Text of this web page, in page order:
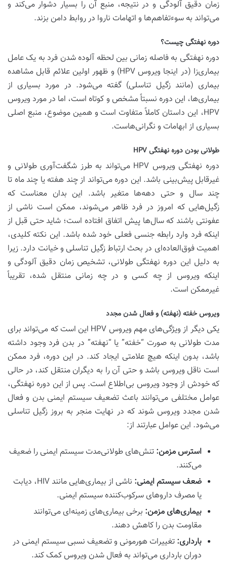
زمان دقیق آلودگی و در نتیجه، منبع آن را بسیار دشوار می‌کند و
می‌تواند به سوءتفاهم‌ها و اتهامات ناروا در روابط دامن بزند.
دوره نهفتگی چیست؟
دوره نهفتگی به فاصله زمانی بین لحظه آلوده شدن فرد به یک عامل
بیماری‌زا (در اینجا ویروس HPV) و ظهور اولین علائم قابل مشاهده
بیماری (مانند زگیل تناسلی) گفته می‌شود. در مورد بسیاری از
بیماری‌ها، این دوره نسبتاً مشخص و کوتاه است، اما در مورد ویروس
HPV، این داستان کاملاً متفاوت است و همین موضوع، منبع اصلی
بسیاری از ابهامات و نگرانی‌هاست.
طولانی بودن دوره نهفتگی HPV
دوره نهفتگی ویروس HPV می‌تواند به طرز شگفت‌آوری طولانی و
غیرقابل پیش‌بینی باشد. این دوره می‌تواند از چند هفته یا چند ماه تا
چند سال و حتی دهه‌ها متغیر باشد. این بدان معناست که
زگیل‌هایی که امروز در فرد ظاهر می‌شوند، ممکن است ناشی از
عفونتی باشند که سال‌ها پیش اتفاق افتاده است؛ شاید حتی قبل از
اینکه فرد وارد رابطه جنسی فعلی خود شده باشد. این نکته کلیدی،
اهمیت فوق‌العاده‌ای در بحث ارتباط زگیل تناسلی و خیانت دارد. زیرا
به دلیل این دوره نهفتگی طولانی، تشخیص زمان دقیق آلودگی و
اینکه ویروس از چه کسی و در چه زمانی منتقل شده، تقریباً
غیرممکن است.
ویروس خفته (نهفته) و فعال شدن مجدد
یکی دیگر از ویژگی‌های مهم ویروس HPV این است که می‌تواند برای
مدت طولانی به صورت “خفته” یا “نهفته” در بدن فرد وجود داشته
باشد، بدون اینکه هیچ علامتی ایجاد کند. در این دوره، فرد ممکن
است ناقل ویروس باشد و حتی آن را به دیگران منتقل کند، در حالی
که خودش از وجود ویروس بی‌اطلاع است. پس از این دوره نهفتگی،
عوامل مختلفی می‌توانند باعث تضعیف سیستم ایمنی بدن و فعال
شدن مجدد ویروس شوند که در نهایت منجر به بروز زگیل تناسلی
می‌شود. این عوامل عبارتند از:
استرس مزمن: تنش‌های طولانی‌مدت سیستم ایمنی را ضعیف
می‌کنند.
ضعف سیستم ایمنی:
ناشی از بیماری‌هایی مانند HIV، دیابت
یا مصرف داروهای سرکوب‌کننده سیستم ایمنی.
بیماری‌های مزمن: برخی بیماری‌های زمینه‌ای می‌توانند
مقاومت بدن را کاهش دهند.
بارداری: تغییرات هورمونی و تضعیف نسبی سیستم ایمنی در
دوران بارداری می‌تواند به فعال شدن ویروس کمک کند.